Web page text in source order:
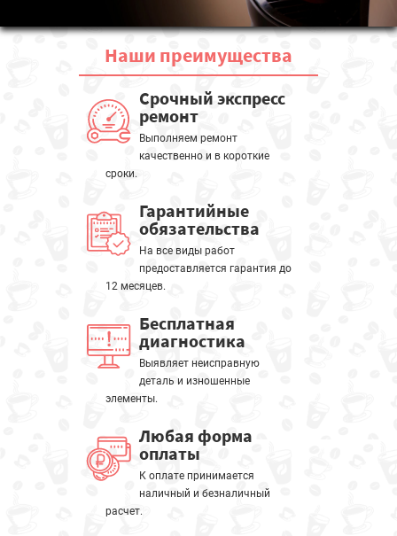
Наши преимущества
Срочный экспресс
ремонт
Выполняем ремонт
качественно и в короткие
сроки.
Гарантийные
обязательства
На все виды работ
предоставляется гарантия до
12 месяцев.
Бесплатная
диагностика
Выявляет неисправную
деталь и изношенные
элементы.
Любая форма
оплаты
К оплате принимается
наличный и безналичный
расчет.